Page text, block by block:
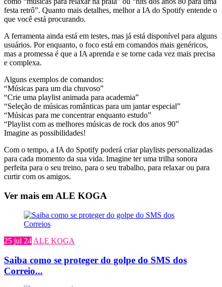
festa retrô”. Quanto mais detalhes, melhor a IA do Spotify entende o
que você está procurando.
A ferramenta ainda está em testes, mas já está disponível para alguns
usuários. Por enquanto, o foco está em comandos mais genéricos,
mas a promessa é que a IA aprenda e se torne cada vez mais precisa
e complexa.
Alguns exemplos de comandos:
“Músicas para um dia chuvoso”
“Crie uma playlist animada para academia”
“Seleção de músicas românticas para um jantar especial”
“Músicas para me concentrar enquanto estudo”
“Playlist com as melhores músicas de rock dos anos 90”
Imagine as possibilidades!
Com o tempo, a IA do Spotify poderá criar playlists personalizadas
para cada momento da sua vida. Imagine ter uma trilha sonora
perfeita para o seu treino, para o seu trabalho, para relaxar ou para
curtir com os amigos.
Ver mais em ALE KOGA
25 jul 24 ALE KOGA
Saiba como se proteger do golpe do SMS dos
Correio...